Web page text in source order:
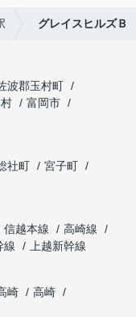
グレイスヒルズＢ
波郡玉村町
富岡市
社町
宮子町
信越本線
高崎線
線
上越新幹線
崎
高崎